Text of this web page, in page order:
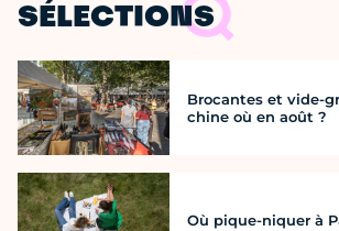
SÉLECTIONS
Brocantes et vide-
chine où en août ?
Où pique-niquer à